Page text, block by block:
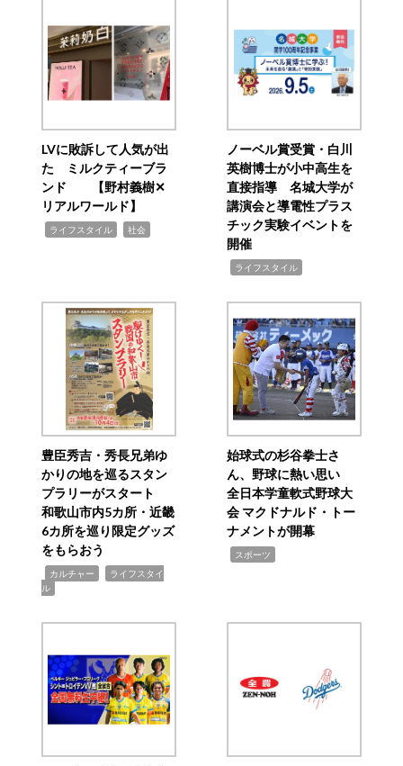
LVに敗訴して人気が出
た ミルクティーブラ
ンド 【野村義樹✕
リアルワールド】
ライフスタイル 社会
ノーベル賞受賞・白川
英樹博士が小中高生を
直接指導 名城大学が
講演会と導電性プラス
チック実験イベントを
開催
ライフスタイル
豊臣秀吉・秀長兄弟ゆ
かりの地を巡るスタン
プラリーがスタート
和歌山市内5カ所・近畿
6カ所を巡り限定グッズ
をもらおう
カルチャー
ライフスタイ
ル
始球式の杉谷拳士さ
ん、野球に熱い思い
全日本学童軟式野球大
会 マクドナルド・トー
ナメントが開幕
スポーツ